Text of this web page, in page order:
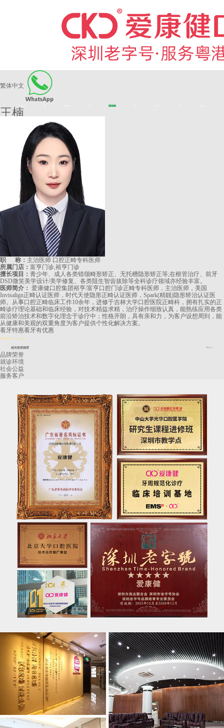
繁体中文
长者医疗券
王楠
职 称： 主治医师 口腔正畸专科医师
所属门店： 富亨门诊,裕亨门诊
擅长项目： 青少年、成人各类错颌畸形矫正、无托槽隐形矫正等;在根管治疗、前牙
DSD微笑美学设计/美学修复、各类阻生智齿拔除等全科诊疗领域亦经验丰富。
医师简介： 爱康健口腔集团裕亨/富亨口腔门诊正畸专科医师，主治医师，美国
Invisalign正畸认证医师，时代天使隐形正畸认证医师，Spark(精靓)隐形矫治认证医
师。从事口腔正畸临床工作10余年，进修于吉林大学口腔医院正畸科，拥有扎实的正
畸诊疗理论基础和临床经验，对技术精益求精，治疗操作细致认真，能熟练应用各类
前沿矫治技术和数字化理念于诊疗中；性格开朗，具有亲和力，为客户设想周到，能
从健康和美观的双重角度为客户提供个性化解决方案。
看牙特惠看牙有优惠
長者醫療券 2024.8.14起正式啟用
相关医师推荐 More+
品牌荣誉
就诊环境
社会公益
服务客户